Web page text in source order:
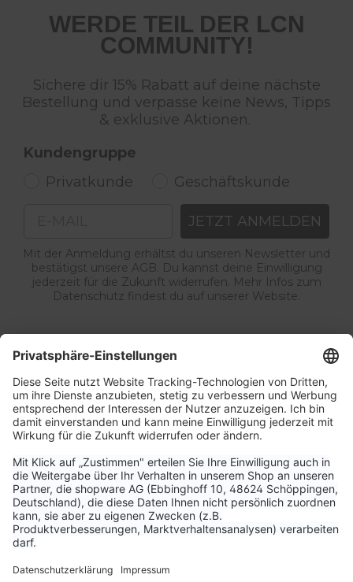
WERDE TEIL DER LCN
COMMUNITY!
Sichere dir 15% Rabatt auf deine nächste
Bestellung und verpasse keine News, Tipps
& exklusive Aktionen.
Kundengruppe
Privatkunde
Geschäftskunde
JETZT ANMELDEN
Mit der Anmeldung erhältst du unseren Newsletter und
bestätigst unsere AGB. Du kannst deine Einwilligung
jederzeit für die Zukunft widerrufen. Mehr Infos zum
Datenschutz findest du auf unserer Website.
Unternehmen
Aktuelle Themen